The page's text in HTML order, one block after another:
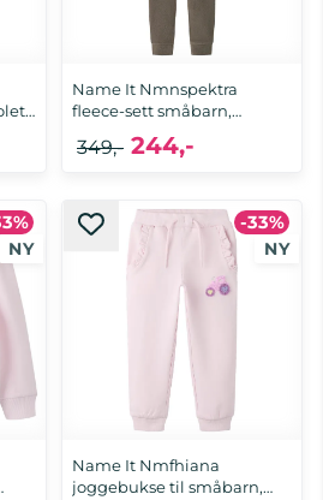
Name It Nmnspektra
fleece-sett småbarn,
Satellite244,-
349,-
-33%
Name It Nmfhiana
joggebukse til småbarn,